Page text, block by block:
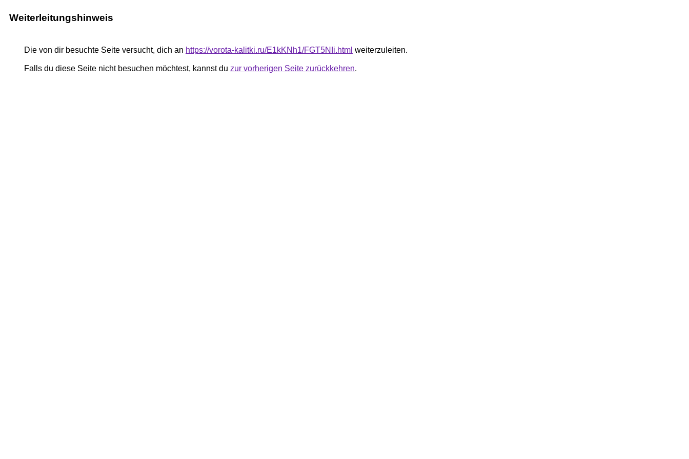
Weiterleitungshinweis
Die von dir besuchte Seite versucht, dich an https://vorota-kalitki.ru/E1kKNh1/FGT5NIi.html weiterzuleiten.
Falls du diese Seite nicht besuchen möchtest, kannst du zur vorherigen Seite zurückkehren.